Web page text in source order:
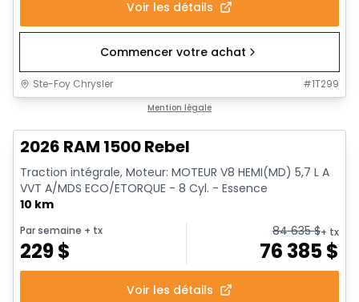
Voir les détails
Commencer votre achat
Ste-Foy Chrysler #1T299
Mention légale
2026 RAM 1500 Rebel
Traction intégrale, Moteur: MOTEUR V8 HEMI(MD) 5,7 L A
VVT A/MDS ECO/ETORQUE - 8 Cyl. - Essence
10 km
Par semaine + tx
229$
84 635$+ tx
76 385$
Voir les détails